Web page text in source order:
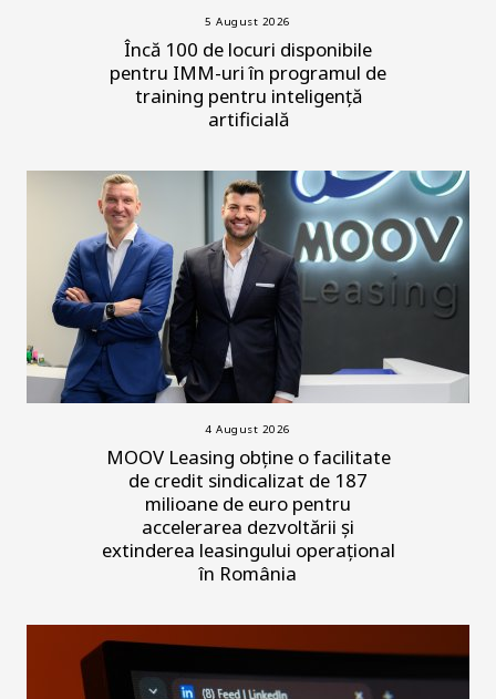
5 August 2026
Încă 100 de locuri disponibile
pentru IMM-uri în programul de
training pentru inteligență
artificială
4 August 2026
MOOV Leasing obține o facilitate
de credit sindicalizat de 187
milioane de euro pentru
accelerarea dezvoltării și
extinderea leasingului operațional
în România